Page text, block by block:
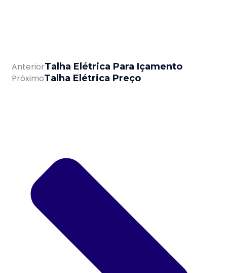
AnteriorTalha Elétrica Para Içamento
PróximoTalha Elétrica Preço